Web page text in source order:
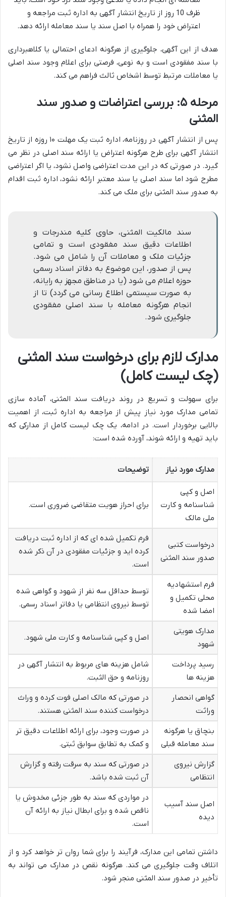
ظرف 10 روز از تاریخ انتشار آگهی به اداره ثبت مراجعه و
اعتراض خود را همراه با اصل سند یا سند معامله ارائه دهد.
هدف از این آگهی، جلوگیری از هرگونه ادعای احتمالی یا کلاهبرداری
با سند مفقودی است و به نوعی، فرصتی برای اعلام وجود سند اصلی
یا معاملات مرتبط توسط اشخاص ثالث فراهم می کند.
مرحله ۵: بررسی اعتراضات و صدور سند
المثنی
پس از انتشار آگهی در روزنامه، اداره ثبت یک مهلت ۱۰ روزه از تاریخ
انتشار آگهی برای طرح هرگونه اعتراض یا ارائه سند اصلی در نظر می
گیرد. در صورتی که در این مدت اعتراضی واصل نشود، یا اگر اعتراضی
مطرح شود اما سند اصلی یا سند معتبر ارائه نشود، اداره ثبت اقدام
به صدور سند المثنی برای ملک می کند.
سند مالکیت المثنی، حاوی کلیه مندرجات و
اطلاعات دقیق سند مفقودی است و تمامی
جزئیات ملک و معاملات آن را شامل می شود.
پس از صدور، این موضوع به دفاتر اسناد رسمی
حوزه اعلام می شود (یا در مناطق مجهز به رایانه،
به صورت سیستمی اطلاع رسانی می گردد) تا از
انجام هرگونه معامله با سند اصلی مفقودی
جلوگیری شود.
مدارک لازم برای درخواست سند المثنی
(چک لیست کامل)
برای سهولت و تسریع در روند دریافت سند المثنی، آماده سازی
تمامی مدارک مورد نیاز پیش از مراجعه به اداره ثبت، از اهمیت
بالایی برخوردار است. در ادامه، یک چک لیست کامل از مدارکی که
باید تهیه و ارائه شوند، آورده شده است:
مدارک مورد نیاز توضیحات
اصل و کپی
شناسنامه و کارت
ملی مالک
برای احراز هویت متقاضی ضروری است.
درخواست کتبی
صدور سند المثنی
فرم تکمیل شده ای که از اداره ثبت دریافت
کرده اید و جزئیات مفقودی در آن ذکر شده
است.
فرم استشهادیه
محلی تکمیل و
امضا شده
توسط حداقل سه نفر از شهود و گواهی شده
توسط نیروی انتظامی یا دفاتر اسناد رسمی.
مدارک هویتی
شهود
اصل و کپی شناسنامه و کارت ملی شهود.
رسید پرداخت
هزینه ها
شامل هزینه های مربوط به انتشار آگهی در
روزنامه و حق الثبت.
گواهی انحصار
وراثت
در صورتی که مالک اصلی فوت کرده و وراث
درخواست کننده سند المثنی هستند.
بنچاق یا هرگونه
سند معامله قبلی
در صورت وجود، برای ارائه اطلاعات دقیق تر
و کمک به تطابق سوابق ثبتی.
گزارش نیروی
انتظامی
در صورتی که سند به سرقت رفته و گزارش
آن ثبت شده باشد.
اصل سند آسیب
دیده
در مواردی که سند به طور جزئی مخدوش یا
ناقص شده و برای ابطال نیاز به ارائه آن
است.
داشتن تمامی این مدارک، فرآیند را برای شما روان تر خواهد کرد و از
اتلاف وقت جلوگیری می کند. هرگونه نقص در مدارک می تواند به
تأخیر در صدور سند المثنی منجر شود.